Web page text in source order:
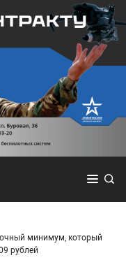
минимум, который
рублей